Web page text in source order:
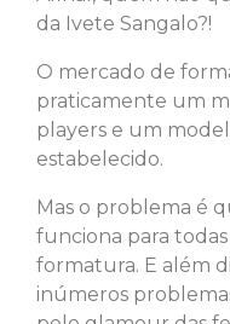
da Ivete Sangalo?!
O mercado de
praticamente um
players e um
estabelecido.
Mas o problema é
funciona para todas
formatura. E além
inúmeros